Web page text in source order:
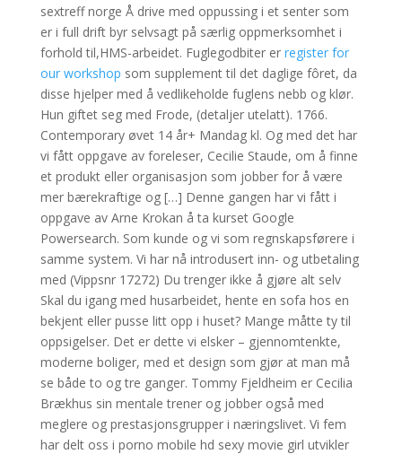
sextreff norge Å drive med oppussing i et senter som
er i full drift byr selvsagt på særlig oppmerksomhet i
forhold til,HMS-arbeidet. Fuglegodbiter er register for
our workshop som supplement til det daglige fôret, da
disse hjelper med å vedlikeholde fuglens nebb og klør.
Hun giftet seg med Frode, (detaljer utelatt). 1766.
Contemporary øvet 14 år+ Mandag kl. Og med det har
vi fått oppgave av foreleser, Cecilie Staude, om å finne
et produkt eller organisasjon som jobber for å være
mer bærekraftige og […] Denne gangen har vi fått i
oppgave av Arne Krokan å ta kurset Google
Powersearch. Som kunde og vi som regnskapsførere i
samme system. Vi har nå introdusert inn- og utbetaling
med (Vippsnr 17272) Du trenger ikke å gjøre alt selv
Skal du igang med husarbeidet, hente en sofa hos en
bekjent eller pusse litt opp i huset? Mange måtte ty til
oppsigelser. Det er dette vi elsker – gjennomtenkte,
moderne boliger, med et design som gjør at man må
se både to og tre ganger. Tommy Fjeldheim er Cecilia
Brækhus sin mentale trener og jobber også med
meglere og prestasjonsgrupper i næringslivet. Vi fem
har delt oss i porno mobile hd sexy movie girl utvikler